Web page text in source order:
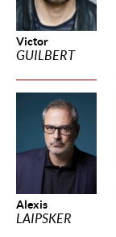
Victor
GUILBERT
Alexis
LAIPSKER